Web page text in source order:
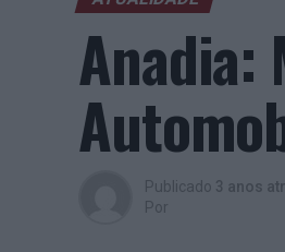
Anadia:
Publicado 3 anos
Por